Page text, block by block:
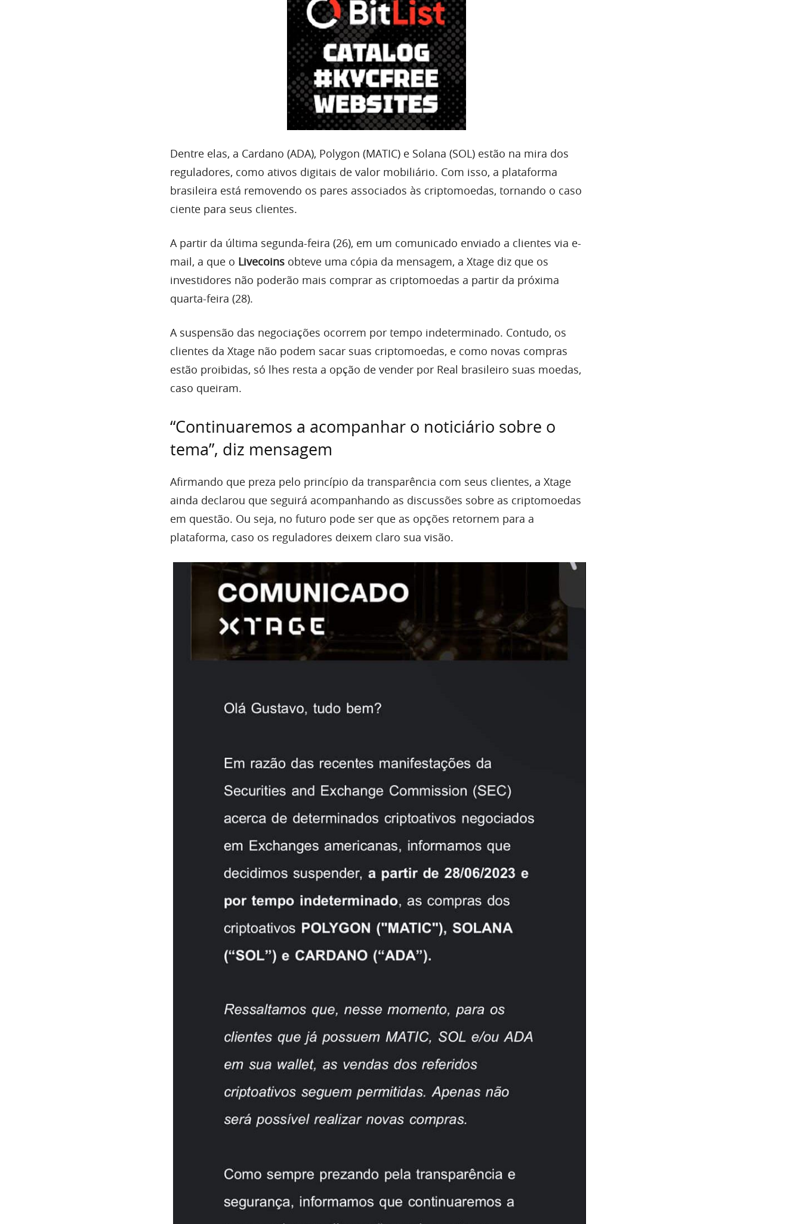
Dentre elas, a Cardano (ADA), Polygon (MATIC) e Solana (SOL) estão na mira dos
reguladores, como ativos digitais de valor mobiliário. Com isso, a plataforma
brasileira está removendo os pares associados às criptomoedas, tornando o caso
ciente para seus clientes.
A partir da última segunda-feira (26), em um comunicado enviado a clientes via e-
mail, a que o Livecoins obteve uma cópia da mensagem, a Xtage diz que os
investidores não poderão mais comprar as criptomoedas a partir da próxima
quarta-feira (28).
A suspensão das negociações ocorrem por tempo indeterminado. Contudo, os
clientes da Xtage não podem sacar suas criptomoedas, e como novas compras
estão proibidas, só lhes resta a opção de vender por Real brasileiro suas moedas,
caso queiram.
“Continuaremos a acompanhar o noticiário sobre o
tema”, diz mensagem
Afirmando que preza pelo princípio da transparência com seus clientes, a Xtage
ainda declarou que seguirá acompanhando as discussões sobre as criptomoedas
em questão. Ou seja, no futuro pode ser que as opções retornem para a
plataforma, caso os reguladores deixem claro sua visão.